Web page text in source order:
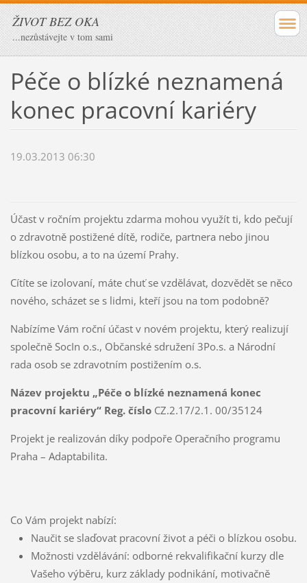
ŽIVOT BEZ OKA
...nezůstávejte v tom sami
Péče o blízké neznamená
konec pracovní kariéry
19.03.2013 06:30
Účast v ročním projektu zdarma mohou využít ti, kdo pečují
o zdravotně postižené dítě, rodiče, partnera nebo jinou
blízkou osobu, a to na území Prahy.
Cítíte se izolovaní, máte chuť se vzdělávat, dozvědět se něco
nového, scházet se s lidmi, kteří jsou na tom podobně?
Nabízíme Vám roční účast v novém projektu, který realizují
společně SocIn o.s., Občanské sdružení 3Po.s. a Národní
rada osob se zdravotním postižením o.s.
Název projektu „Péče o blízké neznamená konec
pracovní kariéry“ Reg. číslo CZ.2.17/2.1. 00/35124
Projekt je realizován díky podpoře Operačního programu
Praha – Adaptabilita.
Co Vám projekt nabízí:
Naučit se slaďovat pracovní život a péči o blízkou osobu.
Možnosti vzdělávání: odborné rekvalifikační kurzy dle
Vašeho výběru, kurz základy podnikání, motivačně